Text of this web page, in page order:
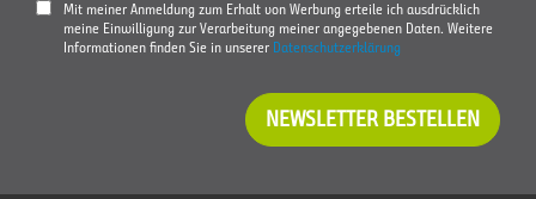
Mit meiner Anmeldung zum Erhalt von Werbung erteile ich ausdrücklich
meine Einwilligung zur Verarbeitung meiner angegebenen Daten. Weitere
Informationen finden Sie in unserer Datenschutzerklärung
NEWSLETTER BESTELLEN